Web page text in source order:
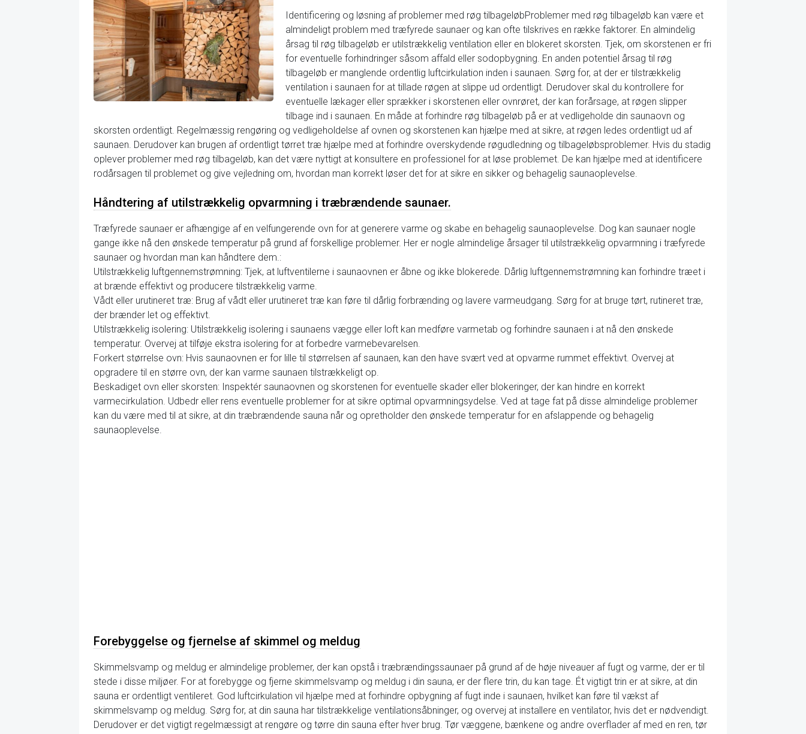
Identificering og løsning af problemer med røg tilbageløbProblemer med røg tilbageløb kan være et
almindeligt problem med træfyrede saunaer og kan ofte tilskrives en række faktorer. En almindelig
årsag til røg tilbageløb er utilstrækkelig ventilation eller en blokeret skorsten. Tjek, om skorstenen er fri
for eventuelle forhindringer såsom affald eller sodopbygning. En anden potentiel årsag til røg
tilbageløb er manglende ordentlig luftcirkulation inden i saunaen. Sørg for, at der er tilstrækkelig
ventilation i saunaen for at tillade røgen at slippe ud ordentligt. Derudover skal du kontrollere for
eventuelle lækager eller sprækker i skorstenen eller ovnrøret, der kan forårsage, at røgen slipper
tilbage ind i saunaen. En måde at forhindre røg tilbageløb på er at vedligeholde din saunaovn og
skorsten ordentligt. Regelmæssig rengøring og vedligeholdelse af ovnen og skorstenen kan hjælpe med at sikre, at røgen ledes ordentligt ud af
saunaen. Derudover kan brugen af ordentligt tørret træ hjælpe med at forhindre overskydende røgudledning og tilbageløbsproblemer. Hvis du stadig
oplever problemer med røg tilbageløb, kan det være nyttigt at konsultere en professionel for at løse problemet. De kan hjælpe med at identificere
rodårsagen til problemet og give vejledning om, hvordan man korrekt løser det for at sikre en sikker og behagelig saunaoplevelse.
Håndtering af utilstrækkelig opvarmning i træbrændende saunaer.
Træfyrede saunaer er afhængige af en velfungerende ovn for at generere varme og skabe en behagelig saunaoplevelse. Dog kan saunaer nogle
gange ikke nå den ønskede temperatur på grund af forskellige problemer. Her er nogle almindelige årsager til utilstrækkelig opvarmning i træfyrede
saunaer og hvordan man kan håndtere dem.:
Utilstrækkelig luftgennemstrømning: Tjek, at luftventilerne i saunaovnen er åbne og ikke blokerede. Dårlig luftgennemstrømning kan forhindre træet i
at brænde effektivt og producere tilstrækkelig varme.
Vådt eller urutineret træ: Brug af vådt eller urutineret træ kan føre til dårlig forbrænding og lavere varmeudgang. Sørg for at bruge tørt, rutineret træ,
der brænder let og effektivt.
Utilstrækkelig isolering: Utilstrækkelig isolering i saunaens vægge eller loft kan medføre varmetab og forhindre saunaen i at nå den ønskede
temperatur. Overvej at tilføje ekstra isolering for at forbedre varmebevarelsen.
Forkert størrelse ovn: Hvis saunaovnen er for lille til størrelsen af saunaen, kan den have svært ved at opvarme rummet effektivt. Overvej at
opgradere til en større ovn, der kan varme saunaen tilstrækkeligt op.
Beskadiget ovn eller skorsten: Inspektér saunaovnen og skorstenen for eventuelle skader eller blokeringer, der kan hindre en korrekt
varmecirkulation. Udbedr eller rens eventuelle problemer for at sikre optimal opvarmningsydelse. Ved at tage fat på disse almindelige problemer
kan du være med til at sikre, at din træbrændende sauna når og opretholder den ønskede temperatur for en afslappende og behagelig
saunaoplevelse.
Forebyggelse og fjernelse af skimmel og meldug
Skimmelsvamp og meldug er almindelige problemer, der kan opstå i træbrændingssaunaer på grund af de høje niveauer af fugt og varme, der er til
stede i disse miljøer. For at forebygge og fjerne skimmelsvamp og meldug i din sauna, er der flere trin, du kan tage. Ét vigtigt trin er at sikre, at din
sauna er ordentligt ventileret. God luftcirkulation vil hjælpe med at forhindre opbygning af fugt inde i saunaen, hvilket kan føre til vækst af
skimmelsvamp og meldug. Sørg for, at din sauna har tilstrækkelige ventilationsåbninger, og overvej at installere en ventilator, hvis det er nødvendigt.
Derudover er det vigtigt regelmæssigt at rengøre og tørre din sauna efter hver brug. Tør væggene, bænkene og andre overflader af med en ren, tør